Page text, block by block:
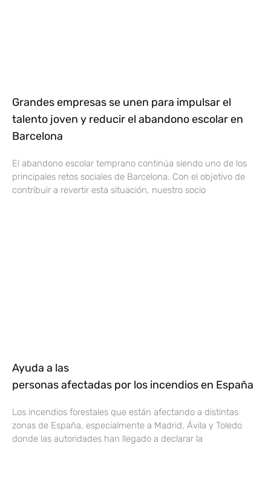
Grandes empresas se unen para impulsar el
talento joven y reducir el abandono escolar en
Barcelona
El abandono escolar temprano continúa siendo uno de los
principales retos sociales de Barcelona. Con el objetivo de
contribuir a revertir esta situación, nuestro socio
Ayuda a las
personas afectadas por los incendios en España
Los incendios forestales que están afectando a distintas
zonas de España, especialmente a Madrid, Ávila y Toledo
donde las autoridades han llegado a declarar la